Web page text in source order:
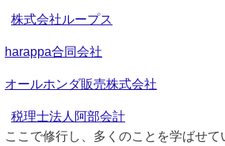
株式会社ループス
harappa合同会社
オールホンダ販売株式会社
税理士法人阿部会計
ここで修行し、多くのことを学ばせて